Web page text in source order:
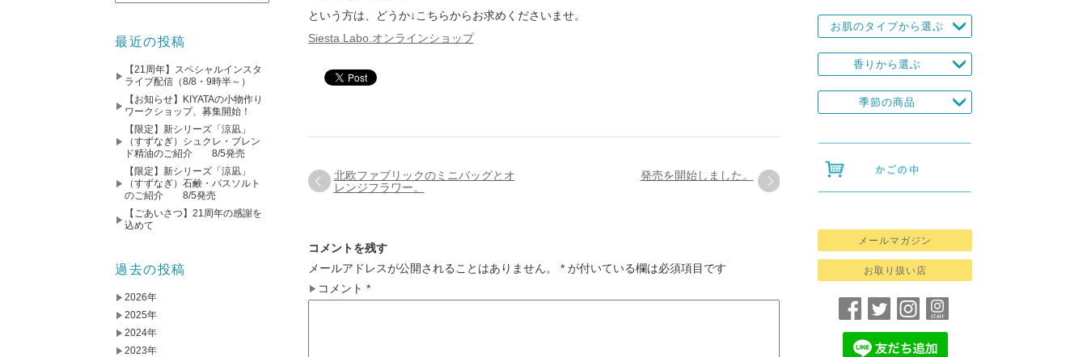
という方は、どうか↓こちらからお求めくださいませ。
Siesta Labo.オンラインショップ
北欧ファブリックのミニバッグとオ
レンジフラワー。
発売を開始しました。
コメントを残す
メールアドレスが公開されることはありません。
*が付いている欄は必須項目です
コメント *
最近の投稿
【21周年】スペシャルインスタ
ライブ配信（8/8・9時半～）
【お知らせ】KIYATAの小物作り
ワークショップ、募集開始！
【限定】新シリーズ「涼凪」
（すずなぎ）シュクレ・ブレン
ド精油のご紹介 8/5発売
【限定】新シリーズ「涼凪」
（すずなぎ）石鹸・バスソルト
のご紹介 8/5発売
【ごあいさつ】21周年の感謝を
込めて
過去の投稿
2026年
2025年
2024年
2023年
お肌のタイプから選ぶ
香りから選ぶ
季節の商品
メールマガジン
お取り扱い店